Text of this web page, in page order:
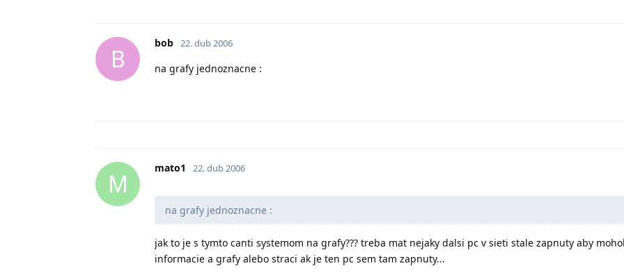
B
bob 22. dub 2006
na grafy jednoznacne :
M
mato1 22. dub 2006
na grafy jednoznacne :
jak to je s tymto canti systemom na grafy??? treba mat nejaky dalsi pc v sieti stale zapnuty aby
informacie a grafy alebo straci ak je ten pc sem tam zapnuty...